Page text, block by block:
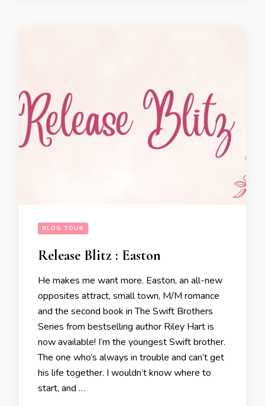
BLOG TOUR
Release Blitz : Easton
He makes me want more. Easton, an all-new
opposites attract, small town, M/M romance
and the second book in The Swift Brothers
Series from bestselling author Riley Hart is
now available! I’m the youngest Swift brother.
The one who’s always in trouble and can’t get
his life together. I wouldn’t know where to
start, and …